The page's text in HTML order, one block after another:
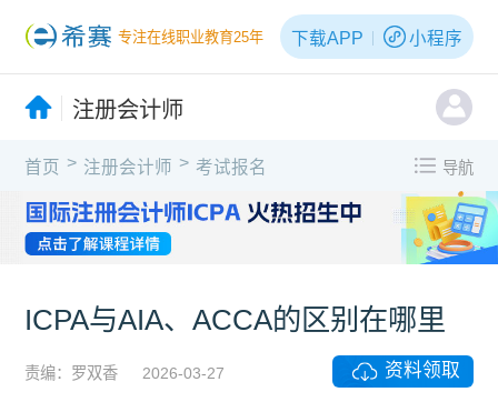
专注在线职业教育25年 下载APP 小程序
注册会计师
首页 > 注册会计师 > 考试报名 导航
ICPA与AIA、ACCA的区别在哪里
责编：罗双香 2026-03-27 资料领取